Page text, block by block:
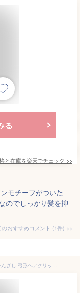
る
と在庫を楽天でチェック >>
モチーフがついた
のでしっかり髪を抑
のおすすめコメント (1件) >
POPETPOP 2個セット フレンチヘアピン U字かんざし 弓形ヘアクリップ アセテート製 軽量 ヘアスタイリング お団子 ポニーテール用 ヘアアクセサリー